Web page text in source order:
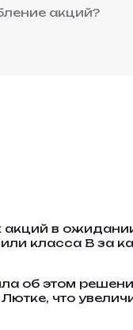
акций?
акций в
или класса B за
об этом
что